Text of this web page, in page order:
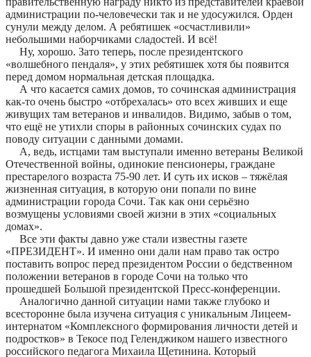
администрации по-человечески так и не удосужился. Орден
сунули между делом. А ребятишек «осчастливили»
небольшими наборчиками сладостей. И всё!
Ну, хорошо. Зато теперь, после президентского
«волшебного пендаля», у этих ребятишек хотя бы появится
перед домом нормальная детская площадка.
А что касается самих домов, то сочинская администрация
как-то очень быстро «отбрехалась» ото всех живших и еще
живущих там ветеранов и инвалидов. Видимо, забыв о том,
что ещё не утихли споры в районных сочинских судах по
поводу ситуации с данными домами.
А, ведь, истцами там выступали именно ветераны Великой
Отечественной войны, одинокие пенсионеры, граждане
престарелого возраста 75-90 лет. И суть их исков – тяжёлая
жизненная ситуация, в которую они попали по вине
администрации города Сочи. Так как они серьёзно
возмущены условиями своей жизни в этих «социальных
домах».
Все эти факты давно уже стали известны газете
«ПРЕЗИДЕНТ». И именно они дали нам право так остро
поставить вопрос перед президентом России о бедственном
положении ветеранов в городе Сочи на только что
прошедшей Большой президентской Пресс-конференции.
Аналогично данной ситуации нами также глубоко и
всесторонне была изучена ситуация с уникальным Лицеем-
интернатом «Комплексного формирования личности детей и
подростков» в Текосе под Геленджиком нашего известного
российского педагога Михаила Щетинина. Который